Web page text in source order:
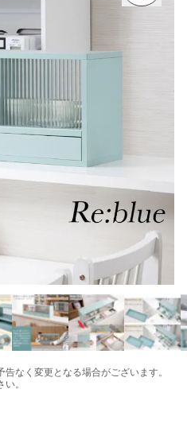
なく変更となる場合がございます。
。